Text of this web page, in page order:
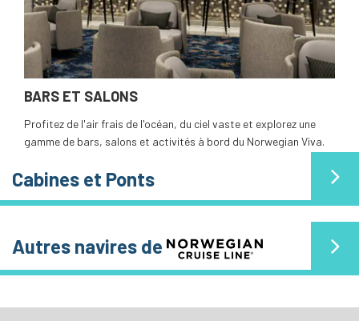
BARS ET SALONS
Profitez de l'air frais de l'océan, du ciel vaste et explorez une
gamme de bars, salons et activités à bord du Norwegian Viva.
Cabines et Ponts
Autres navires de